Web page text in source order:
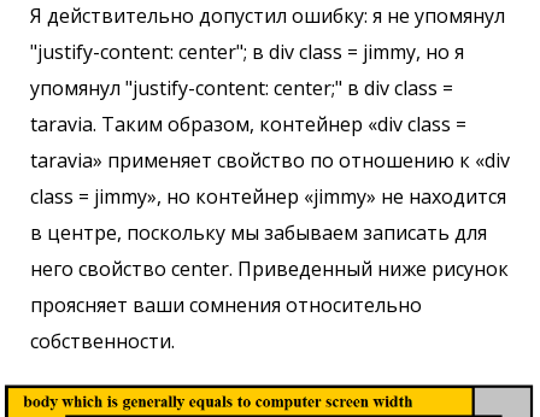
Я действительно допустил ошибку: я не упомянул
"justify-content: center"; в div class = jimmy, но я
упомянул "justify-content: center;" в div class =
taravia. Таким образом, контейнер «div class =
taravia» применяет свойство по отношению к «div
class = jimmy», но контейнер «jimmy» не находится
в центре, поскольку мы забываем записать для
него свойство center. Приведенный ниже рисунок
проясняет ваши сомнения относительно
собственности.